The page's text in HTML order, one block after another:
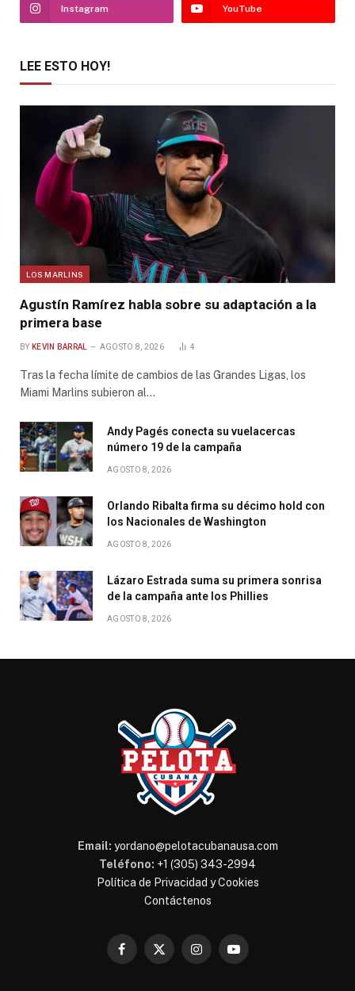
Instagram YouTube
LEE ESTO HOY!
LOS MARLINS
Agustín Ramírez habla sobre su adaptación a la
primera base
BY KEVIN BARRAL AGOSTO 8, 2026 4
Tras la fecha límite de cambios de las Grandes Ligas, los
Miami Marlins subieron al…
Andy Pagés conecta su vuelacercas
número 19 de la campaña
AGOSTO 8, 2026
Orlando Ribalta firma su décimo hold con
los Nacionales de Washington
AGOSTO 8, 2026
Lázaro Estrada suma su primera sonrisa
de la campaña ante los Phillies
AGOSTO 8, 2026
Email: yordano@pelotacubanausa.com
Teléfono: +1 (305) 343-2994
Política de Privacidad y Cookies
Contáctenos
Facebook
X
InstagramYouTube